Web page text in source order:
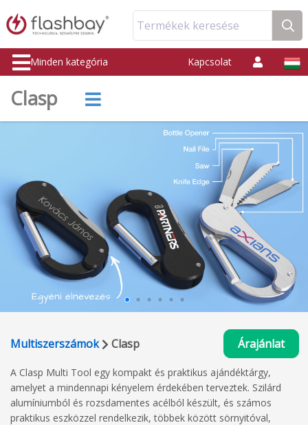
Termékek keresése
Minden kategória Kapcsolat
Clasp
Multiszerszámok Clasp Árajánlat
A Clasp Multi Tool egy kompakt és praktikus ajándéktárgy,
amelyet a mindennapi kényelem érdekében terveztek. Szilárd
alumíniumból és rozsdamentes acélból készült, és számos
praktikus eszközzel rendelkezik, többek között sörnyitóval,